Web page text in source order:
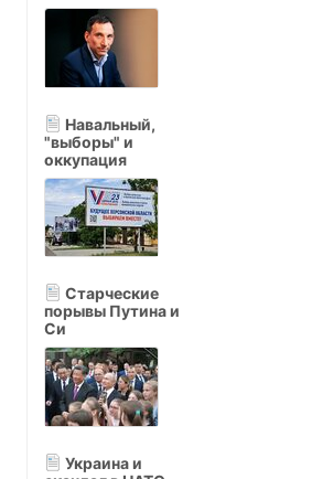
Навальный,
"выборы" и
оккупация
Старческие
порывы Путина и
Си
Украина и